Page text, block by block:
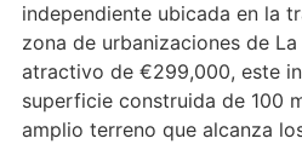
independiente ubicada en la
zona de urbanizaciones de
atractivo de €299,000, este
superficie construida de 100
amplio terreno que alcanza